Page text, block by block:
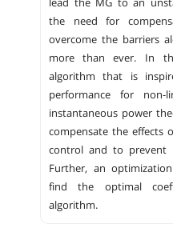
lead the MG to an
the need for
overcome the barriers
more than ever. In
algorithm that is
performance for
instantaneous power
compensate the effects
control and to prevent
Further, an
find the optimal
algorithm.